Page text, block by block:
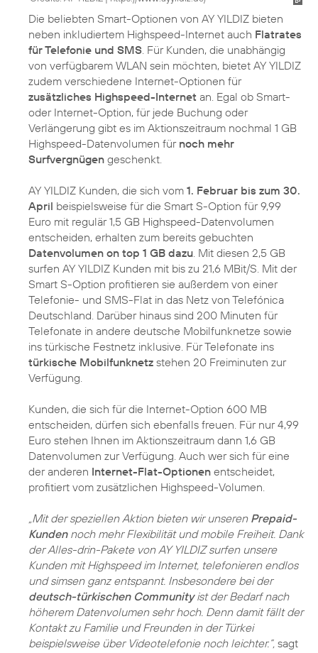
Die beliebten Smart-Optionen von AY YILDIZ bieten
neben inkludiertem Highspeed-Internet auch Flatrates
für Telefonie und SMS. Für Kunden, die unabhängig
von verfügbarem WLAN sein möchten, bietet AY YILDIZ
zudem verschiedene Internet-Optionen für
zusätzliches Highspeed-Internet an. Egal ob Smart-
oder Internet-Option, für jede Buchung oder
Verlängerung gibt es im Aktionszeitraum nochmal 1 GB
Highspeed-Datenvolumen für noch mehr
Surfvergnügen geschenkt.
AY YILDIZ Kunden, die sich vom 1. Februar bis zum 30.
April beispielsweise für die Smart S-Option für 9,99
Euro mit regulär 1,5 GB Highspeed-Datenvolumen
entscheiden, erhalten zum bereits gebuchten
Datenvolumen on top 1 GB dazu. Mit diesen 2,5 GB
surfen AY YILDIZ Kunden mit bis zu 21,6 MBit/S. Mit der
Smart S-Option profitieren sie außerdem von einer
Telefonie- und SMS-Flat in das Netz von Telefónica
Deutschland. Darüber hinaus sind 200 Minuten für
Telefonate in andere deutsche Mobilfunknetze sowie
ins türkische Festnetz inklusive. Für Telefonate ins
türkische Mobilfunknetz stehen 20 Freiminuten zur
Verfügung.
Kunden, die sich für die Internet-Option 600 MB
entscheiden, dürfen sich ebenfalls freuen. Für nur 4,99
Euro stehen Ihnen im Aktionszeitraum dann 1,6 GB
Datenvolumen zur Verfügung. Auch wer sich für eine
der anderen Internet-Flat-Optionen entscheidet,
profitiert vom zusätzlichen Highspeed-Volumen.
„Mit der speziellen Aktion bieten wir unseren Prepaid-
Kundennoch mehr Flexibilität und mobile Freiheit. Dank
der Alles-drin-Pakete von AY YILDIZ surfen unsere
Kunden mit Highspeed im Internet, telefonieren endlos
und simsen ganz entspannt. Insbesondere bei der
deutsch-türkischen Communityist der Bedarf nach
höherem Datenvolumen sehr hoch. Denn damit fällt der
Kontakt zu Familie und Freunden in der Türkei
beispielsweise über Videotelefonie noch leichter.“, sagt